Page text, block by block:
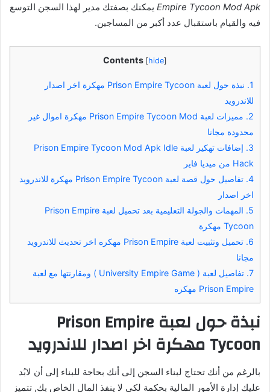
Empire Tycoon Mod Apk يمكنك بصفتك مدير لهذا السجن التوسع
فيه والقيام باستقبال عدد أكبر من المساجين.
Contents [hide]
1.
نبذة حول لعبة Prison Empire Tycoon مهكرة اخر اصدار
للاندرويد
2.
مميزات لعبة Prison Empire Tycoon Mod مهكرة اموال غير
محدودة مجانا
3.
إضافات تهكير لعبة Prison Empire Tycoon Mod Apk Idle
Hack من ميديا فاير
4.
تفاصيل حول قصة لعبة Prison Empire Tycoon مهكرة للاندرويد
اخر اصدار
5.
المهمات والجولة التعليمية بعد تحميل لعبة Prison Empire
Tycoon مهكرة
6.
تحميل وتثبيت لعبة Prison Empire مهكره اخر تحديث للاندرويد
مجانا
7.
تفاصيل لعبة ( University Empire Game ) ومقارنتها مع لعبة
Prison Empire مهكره
نبذة حول لعبة Prison Empire
Tycoon مهكرة اخر اصدار للاندرويد
بالرغم من أنك تحتاج لبناء السجن إلى أنك بحاجة للبناء إلى أن لابُد
عليك إدارة الأمور المالية بحكمة لكي لا ينفذ المال الخاص بك, تتميز